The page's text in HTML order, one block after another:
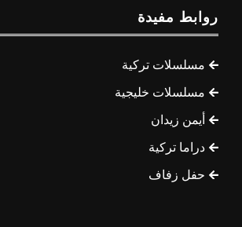
روابط مفيدة
مسلسلات تركية
مسلسلات خليجية
أيمن زيدان
دراما تركية
حفل زفاف